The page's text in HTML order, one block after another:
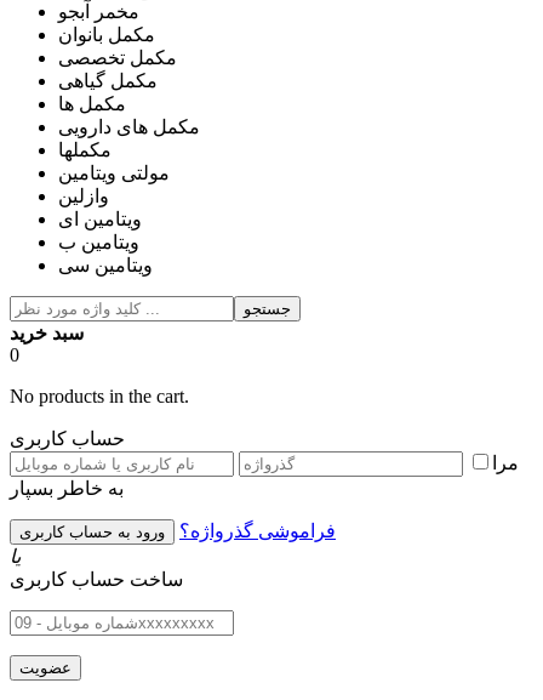
مخمر آبجو
مکمل بانوان
مکمل تخصصی
مکمل گیاهی
مکمل ها
مکمل های دارویی
مکملها
مولتی ویتامین
وازلین
ویتامین ای
ویتامین ب
ویتامین سی
جستجو
سبد خرید
0
No products in the cart.
حساب کاربری
مرا
به خاطر بسپار
فراموشی گذرواژه؟
یا
ساخت حساب کاربری